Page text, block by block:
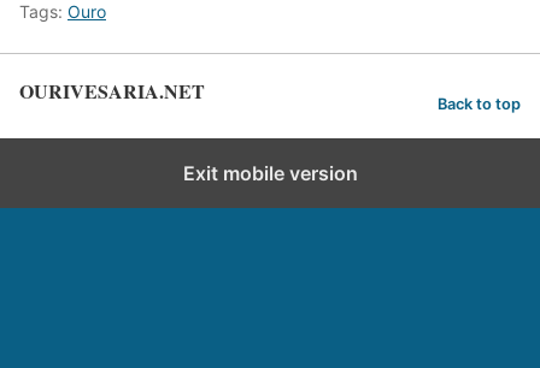
Tags: Ouro
OURIVESARIA.NET Back to top
Exit mobile version